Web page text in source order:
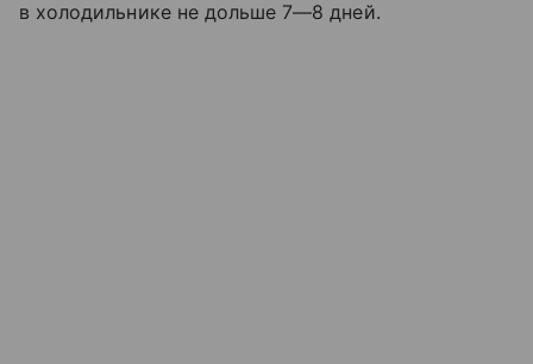
в холодильнике не дольше 7—8 дней.